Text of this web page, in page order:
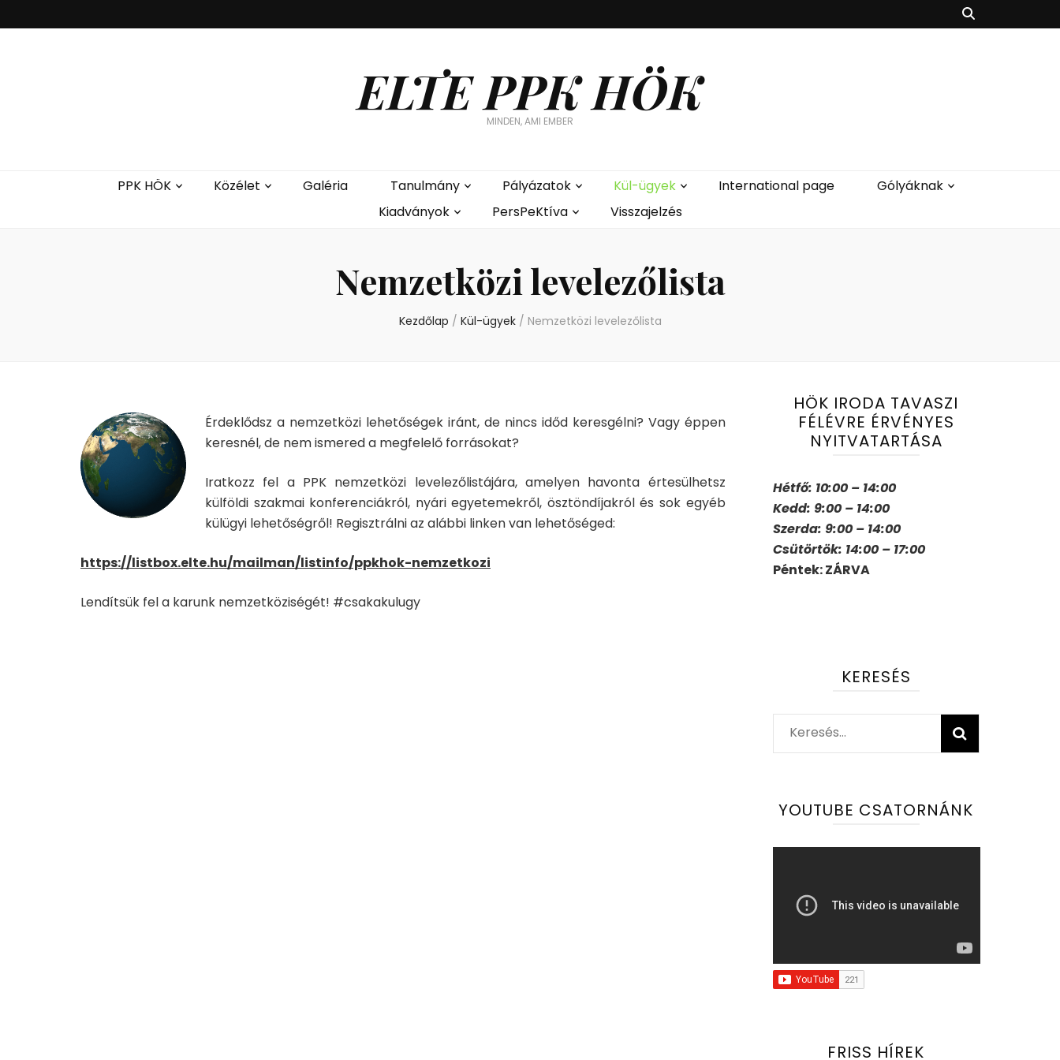
ELTE PPK HÖK
MINDEN, AMI EMBER
PPK HÖK Közélet Galéria Tanulmány Pályázatok Kül-ügyek International page
Gólyáknak
Kiadványok
PersPeKtíva Visszajelzés
Nemzetközi levelezőlista
Kezdőlap / Kül-ügyek / Nemzetközi levelezőlista
Érdeklődsz a nemzetközi lehetőségek iránt, de nincs időd keresgélni? Vagy éppen
keresnél, de nem ismered a megfelelő forrásokat?
Iratkozz fel a PPK nemzetközi levelezőlistájára, amelyen havonta értesülhetsz
külföldi szakmai konferenciákról, nyári egyetemekről, ösztöndíjakról és sok egyéb
külügyi lehetőségről! Regisztrálni az alábbi linken van lehetőséged:
https://listbox.elte.hu/mailman/listinfo/ppkhok-nemzetkozi
Lendítsük fel a karunk nemzetköziségét! #csakakulugy
HÖK IRODA TAVASZI
FÉLÉVRE ÉRVÉNYES
NYITVATARTÁSA
Hétfő: 10:00 – 14:00
Kedd: 9:00 – 14:00
Szerda: 9:00 – 14:00
Csütörtök: 14:00 – 17:00
Péntek: ZÁRVA
KERESÉS
Keresés:
YOUTUBE CSATORNÁNK
FRISS HÍREK